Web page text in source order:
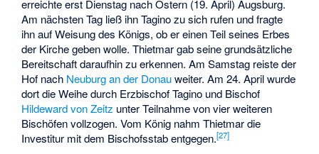
erreichte erst Dienstag nach Ostern (19. April) Augsburg.
Am nächsten Tag ließ ihn Tagino zu sich rufen und fragte
ihn auf Weisung des Königs, ob er einen Teil seines Erbes
der Kirche geben wolle. Thietmar gab seine grundsätzliche
Bereitschaft daraufhin zu erkennen. Am Samstag reiste der
Hof nach Neuburg an der Donauweiter. Am 24. April wurde
dort die Weihe durch Erzbischof Tagino und Bischof
Hildeward von Zeitz unter Teilnahme von vier weiteren
Bischöfen vollzogen. Vom König nahm Thietmar die
Investitur mit dem Bischofsstab entgegen.[27]